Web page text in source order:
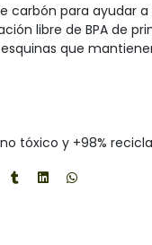
carbón para ayudar a
libre de BPA de
que
tóxico y +98%